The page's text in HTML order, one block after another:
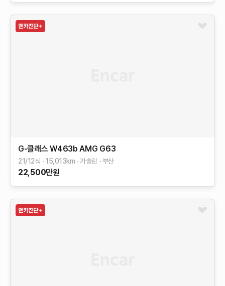
G-클래스 W463b AMG G63
21/12식 15,013km 가솔린 부산
22,500만원